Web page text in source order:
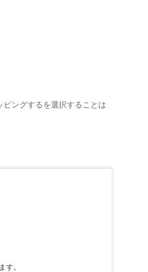
ングするを選択することは
す。